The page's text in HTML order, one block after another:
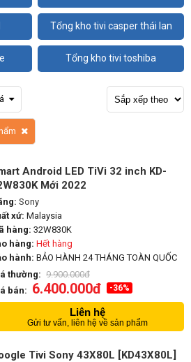
tổng kho tivi casper thái lan
tổng kho tivi toshiba
Android LED TiVi 32 inch KD-
Mới 2022
Sony
xứ: Malaysia
hàng: 32W830K
hàng: Hết hàng
hành: BẢO HÀNH 24 THÁNG TOÀN QUỐC
thường: 9.900.000đ
bán:
6.400.000đ -36%
Liên hệ
Gửi tư vấn, liên hệ về sản phẩm
Tivi Sony 43X80L [KD43X80L]